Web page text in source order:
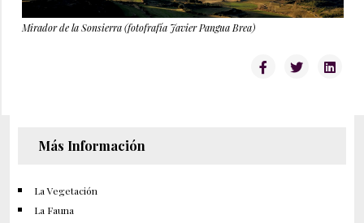
Mirador de la Sonsierra (fotofrafía Javier Pangua Brea)
Más Información
La Vegetación
La Fauna